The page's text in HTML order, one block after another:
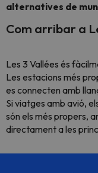
alternatives de
Com arribar a
Les 3 Vallées és
Les estacions més
es connecten amb
Si viatges amb avió,
són els més propers,
directament a les